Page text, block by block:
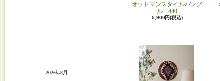
2026年8月
オットマンスタイルバング
ル 440
5,900円(税込)